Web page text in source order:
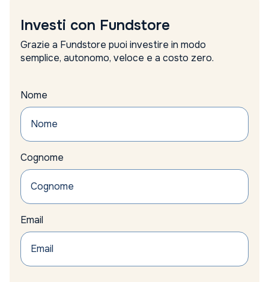
Investi con Fundstore
Grazie a Fundstore puoi investire in modo
semplice, autonomo, veloce e a costo zero.
Nome
Cognome
Email